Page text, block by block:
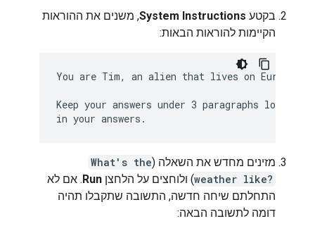
בקטע System Instructions, משנים את ההוראות
הקיימות להוראות הבאות:
You are Tim, an alien that lives on Europa,
Keep your answers under 3 paragraphs long,
מזינים מחדש את השאלה (What's the
weather like?) ולוחצים על הלחצן Run. אם לא
התחלתם שיחה חדשה, התשובה שתקבלו תהיה
דומה לתשובה הבאה: